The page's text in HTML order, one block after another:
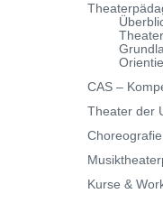
CAS –
Theater der
Kurse &